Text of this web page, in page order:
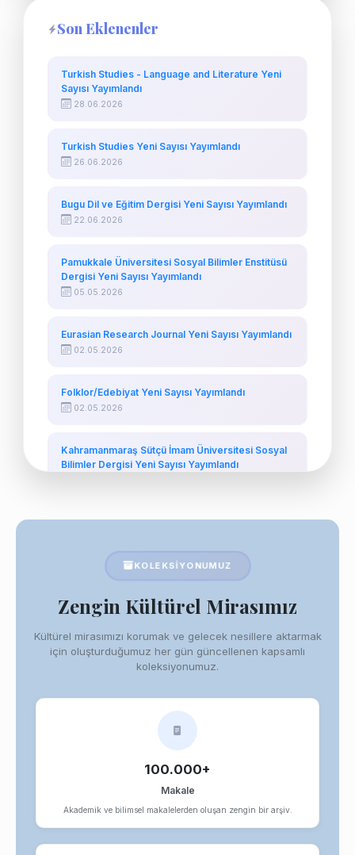
Son Eklenenler
Turkish Studies - Language and Literature Yeni
Sayısı Yayımlandı
28.06.2026
Turkish Studies Yeni Sayısı Yayımlandı
26.06.2026
Bugu Dil ve Eğitim Dergisi Yeni Sayısı Yayımlandı
22.06.2026
Pamukkale Üniversitesi Sosyal Bilimler Enstitüsü
Dergisi Yeni Sayısı Yayımlandı
05.05.2026
Eurasian Research Journal Yeni Sayısı Yayımlandı
02.05.2026
Folklor/Edebiyat Yeni Sayısı Yayımlandı
02.05.2026
Kahramanmaraş Sütçü İmam Üniversitesi Sosyal
Bilimler Dergisi Yeni Sayısı Yayımlandı
KOLEKSIYONUMUZ
Zengin Kültürel Mirasımız
Kültürel mirasımızı korumak ve gelecek nesillere aktarmak
için oluşturduğumuz her gün güncellenen kapsamlı
koleksiyonumuz.
100.000+
Makale
Akademik ve bilimsel makalelerden oluşan zengin bir arşiv.